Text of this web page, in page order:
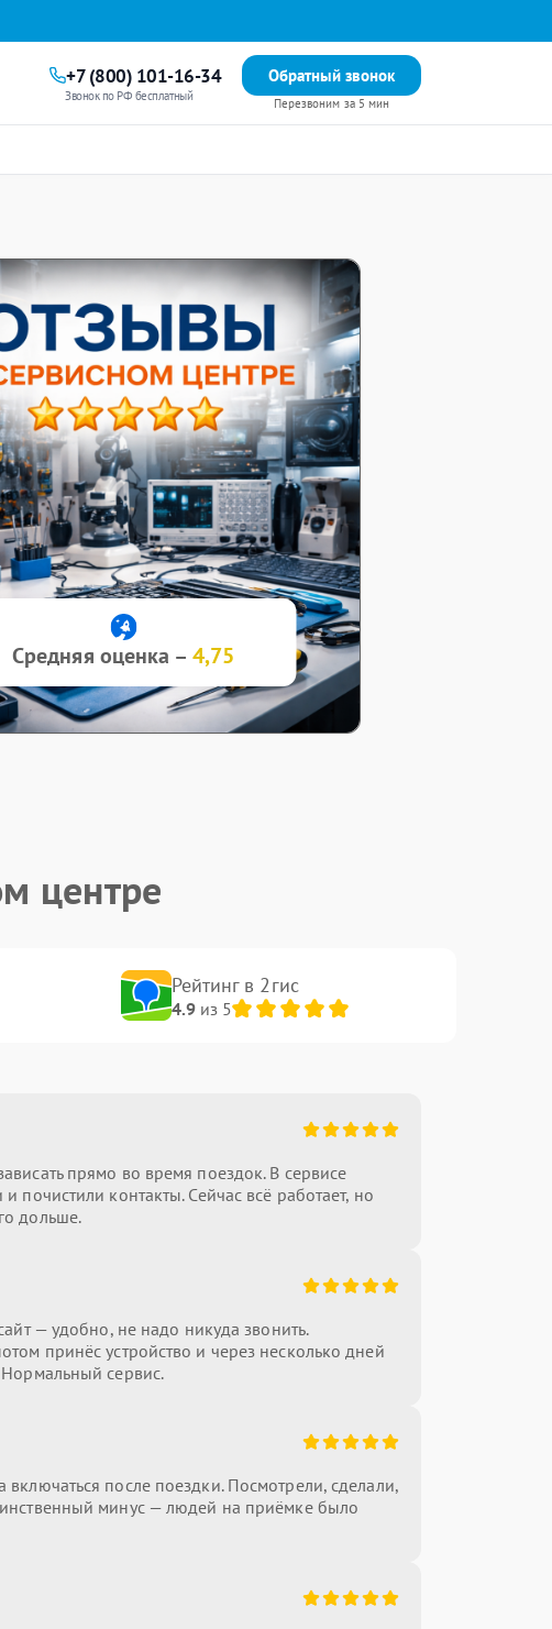
+7 (800) 101-16-34
Звонок по РФ бесплатный
Обратный звонок
Перезвоним за 5 мин
Средняя оценка – 4,75
центре
Рейтинг в 2гис
4.9из 5
прямо во время поездок. В сервисе
почистили контакты. Сейчас всё работает, но
дольше.
— удобно, не надо никуда звонить.
принёс устройство и через несколько дней
сервис.
после поездки. Посмотрели, сделали,
минус — людей на приёмке было